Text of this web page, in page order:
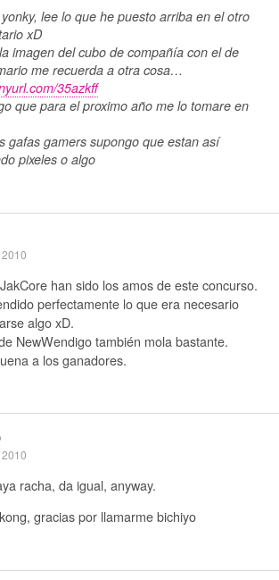
lee lo que he puesto arriba en el otro
xD
imagen del cubo de compañía con el de
me recuerda a otra cosa…
35azkff
que para el proximo año me lo tomare en
gafas gamers supongo que estan así
pixeles o algo
han sido los amos de este concurso.
perfectamente lo que era necesario
algo xD.
NewWendigo también mola bastante.
a los ganadores.
racha, da igual, anyway.
gracias por llamarme bichiyo